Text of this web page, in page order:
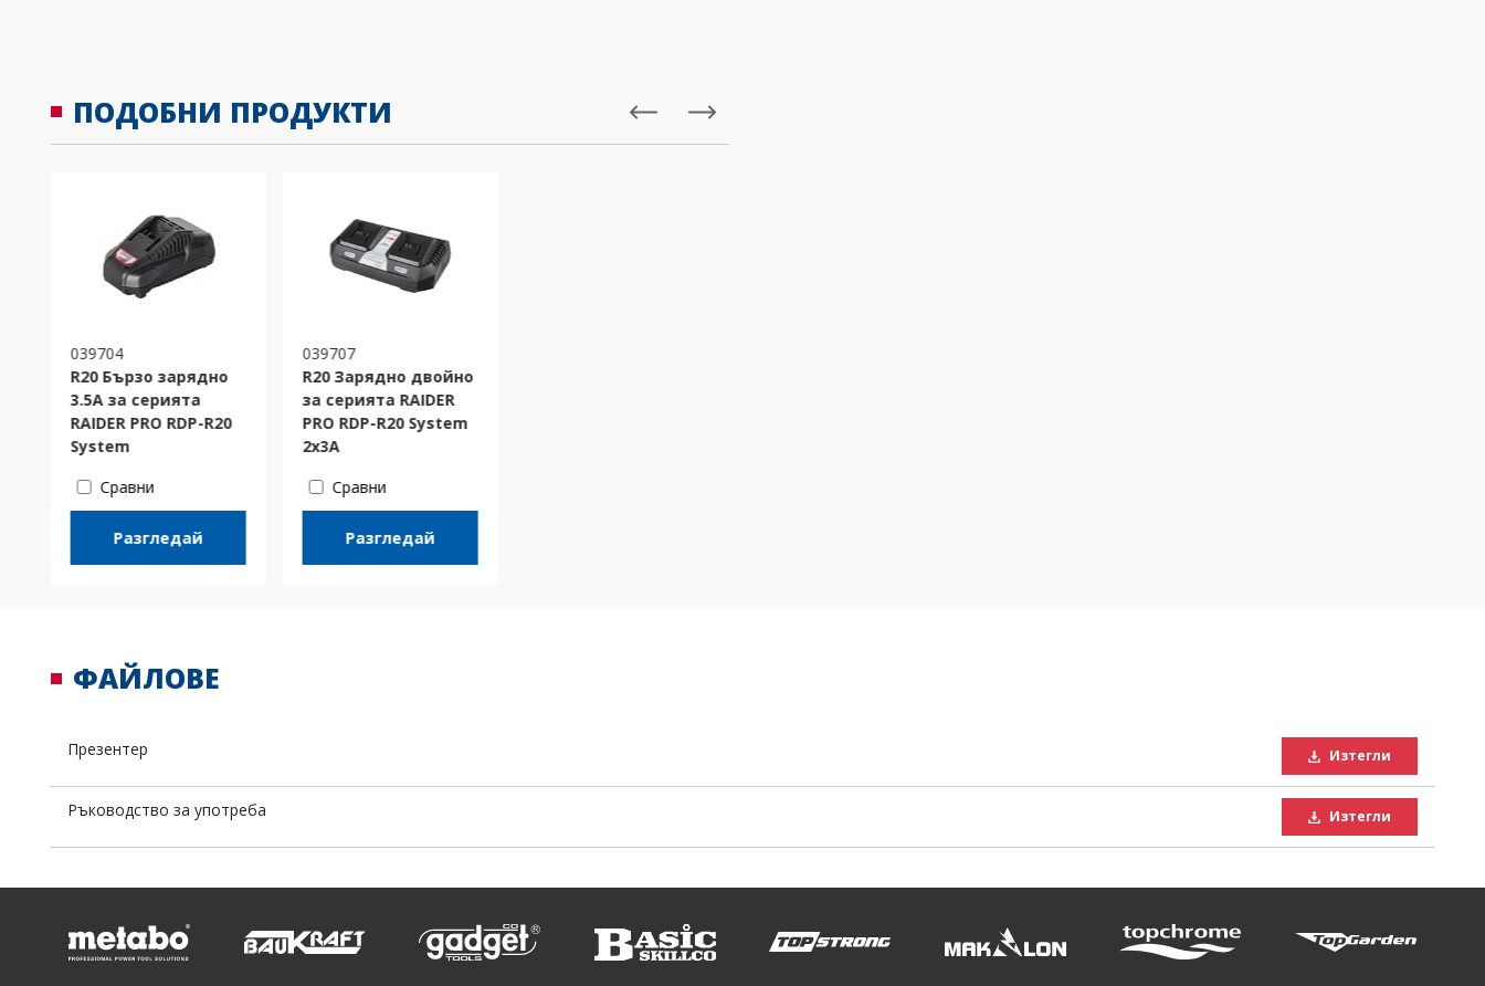
ПОДОБНИ ПРОДУКТИ
039704
R20 Бързо зарядно
3.5A за серията
RAIDER PRO RDP-R20
System
Сравни
Разгледай
039707
R20 Зарядно двойно
за серията RAIDER
PRO RDP-R20 System
2x3A
Сравни
Разгледай
ФАЙЛОВЕ
Презентер Изтегли
Ръководство за употреба Изтегли